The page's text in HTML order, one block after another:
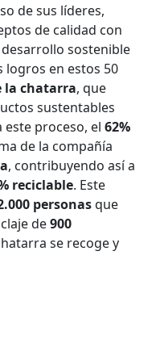
de sus líderes,
de calidad con
sostenible
logros en estos 50
la chatarra, que
sustentables
este proceso, el62%
de la compañía
, contribuyendo así a
reciclable. Este
personasque
de900
se recoge y